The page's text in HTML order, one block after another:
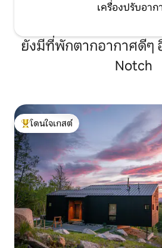
เครื่องปรับอาก
ยังมีที่พักตากอากาศดีๆ
Notch
โดนใจเกสต์ที่สุด
โดนใจเกสต์